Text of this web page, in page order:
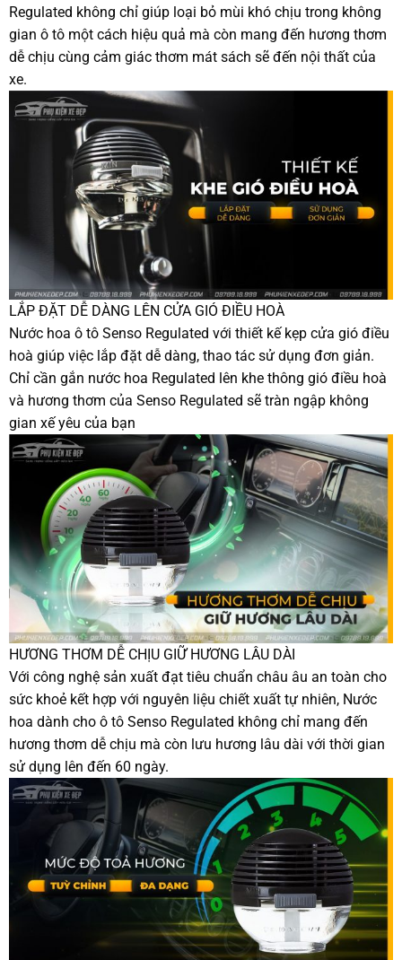
Regulated không chỉ giúp loại bỏ mùi khó chịu trong không
gian ô tô một cách hiệu quả mà còn mang đến hương thơm
dễ chịu cùng cảm giác thơm mát sách sẽ đến nội thất của
xe.
LẮP ĐẶT DỄ DÀNG LÊN CỬA GIÓ ĐIỀU HOÀ
Nước hoa ô tô Senso Regulated với thiết kế kẹp cửa gió điều
hoà giúp việc lắp đặt dễ dàng, thao tác sử dụng đơn giản.
Chỉ cần gắn nước hoa Regulated lên khe thông gió điều hoà
và hương thơm của Senso Regulated sẽ tràn ngập không
gian xế yêu của bạn
HƯƠNG THƠM DỄ CHỊU GIỮ HƯƠNG LÂU DÀI
Với công nghệ sản xuất đạt tiêu chuẩn châu âu an toàn cho
sức khoẻ kết hợp với nguyên liệu chiết xuất tự nhiên, Nước
hoa dành cho ô tô Senso Regulated không chỉ mang đến
hương thơm dễ chịu mà còn lưu hương lâu dài với thời gian
sử dụng lên đến 60 ngày.